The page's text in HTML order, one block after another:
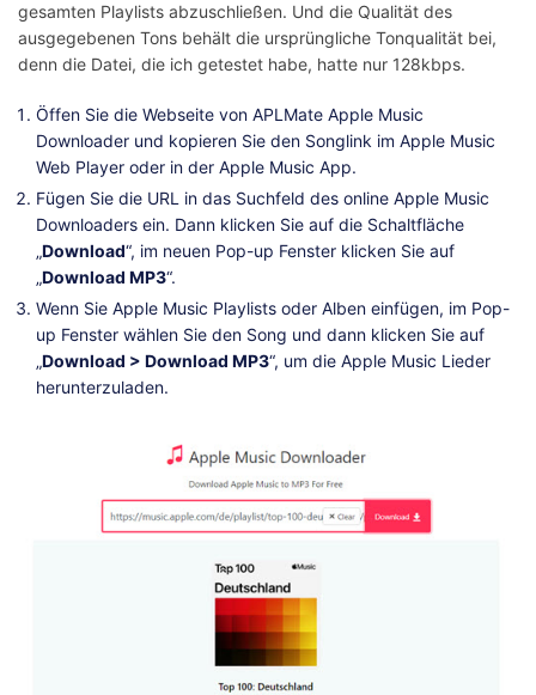
gesamten Playlists abzuschließen. Und die Qualität des
ausgegebenen Tons behält die ursprüngliche Tonqualität bei,
denn die Datei, die ich getestet habe, hatte nur 128kbps.
Öffen Sie die Webseite von APLMate Apple Music
Downloader und kopieren Sie den Songlink im Apple Music
Web Player oder in der Apple Music App.
Fügen Sie die URL in das Suchfeld des online Apple Music
Downloaders ein. Dann klicken Sie auf die Schaltfläche
„Download“, im neuen Pop-up Fenster klicken Sie auf
„Download MP3“.
Wenn Sie Apple Music Playlists oder Alben einfügen, im Pop-
up Fenster wählen Sie den Song und dann klicken Sie auf
„Download > Download MP3“, um die Apple Music Lieder
herunterzuladen.